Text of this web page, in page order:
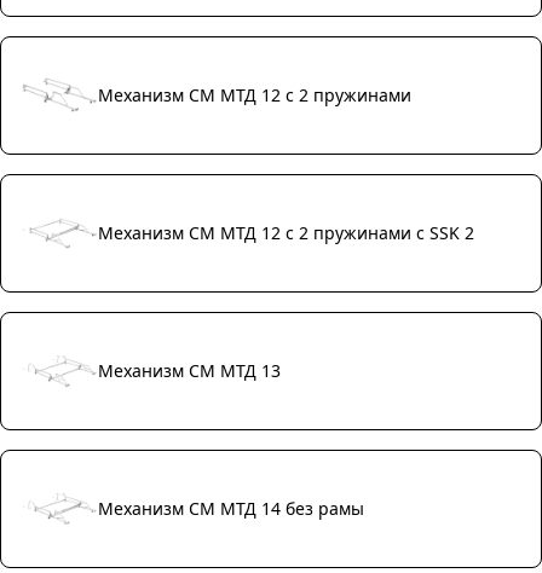
Механизм СМ МТД 12 с 2 пружинами
Механизм СМ МТД 12 с 2 пружинами с SSK 2
Механизм СМ МТД 13
Механизм СМ МТД 14 без рамы